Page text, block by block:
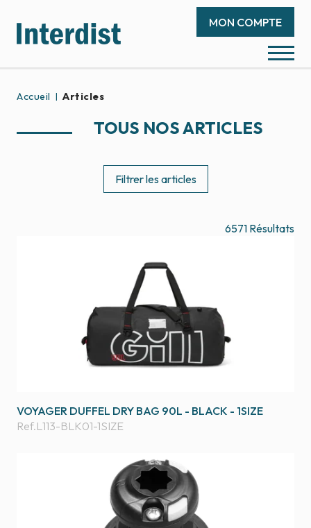
MON COMPTE
Accueil Articles
TOUS NOS ARTICLES
Filtrer les articles
6571 Résultats
VOYAGER DUFFEL DRY BAG 90L - BLACK - 1SIZE
Ref.L113-BLK01-1SIZE